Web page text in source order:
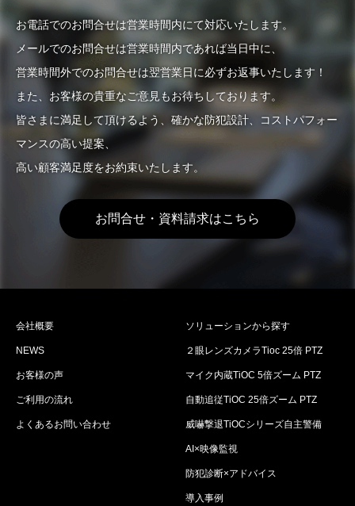
お電話でのお問合せは営業時間内にて対応いたします。
メールでのお問合せは営業時間内であれば当日中に、
営業時間外でのお問合せは翌営業日に必ずお返事いたします！
また、お客様の貴重なご意見もお待ちしております。
皆さまに満足して頂けるよう、確かな防犯設計、コストパフォー
マンスの高い提案、
高い顧客満足度をお約束いたします。
お問合せ・資料請求はこちら
会社概要
NEWS
お客様の声
ご利用の流れ
よくあるお問い合わせ
ソリューションから探す
２眼レンズカメラTioc 25倍 PTZ
マイク内蔵TiOC 5倍ズーム PTZ
自動追従TiOC 25倍ズーム PTZ
威嚇撃退TiOCシリーズ自主警備
AI×映像監視
防犯診断×アドバイス
導入事例